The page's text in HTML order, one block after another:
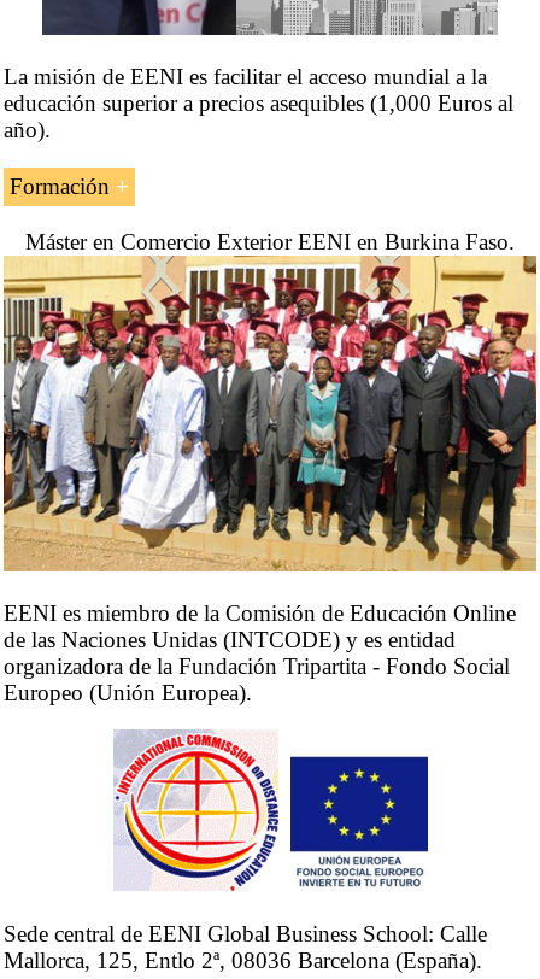
La misión de EENI es facilitar el acceso mundial a la
educación superior a precios asequibles (1,000 Euros al
año).
Formación
Cursos, Doctorado y Másters online profesionales en
negocios que se ajustan a tu horario y te ayudan a
obtener un puesto de trabajo mejor.
Posibilidad de personalizar la formación en
función de las necesidades profesionales del
estudiante
Adaptación de las asignaturas a todos los países de
América Latina y a España
Los cursos, doctorado y maestrías están
disponibles en español, inglés, francés y portugués
Máster en Comercio Exterior EENI en Burkina Faso.
EENI es miembro de la Comisión de Educación Online
de las Naciones Unidas (INTCODE) y es entidad
organizadora de la Fundación Tripartita - Fondo Social
Europeo (Unión Europea).
Sede central de EENI Global Business School: Calle
Mallorca, 125, Entlo 2ª, 08036 Barcelona (España).